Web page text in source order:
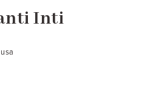
Inti